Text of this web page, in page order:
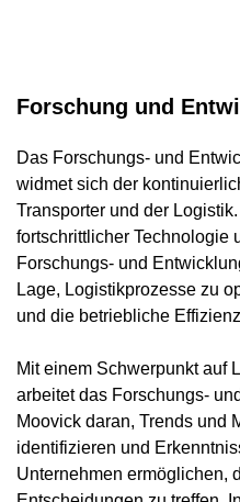
Forschung und
Das Forschungs- und
widmet sich der
Transporter und der
fortschrittlicher Technologie
Forschungs- und
Lage, Logistikprozesse zu
und die betriebliche
Mit einem Schwerpunkt auf
arbeitet das Forschungs-
Moovick daran, Trends und
identifizieren und
Unternehmen ermöglichen,